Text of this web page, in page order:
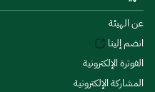
عن الهيئة
انضم إلينا
الفوترة الإلكترونية
المشاركة الإلكترونية